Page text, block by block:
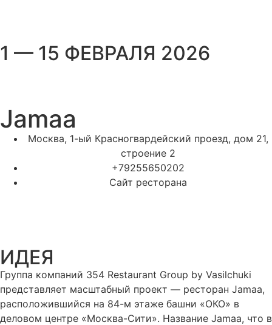
1 — 15 ФЕВРАЛЯ 2026
Jamaa
Москва, 1-ый Красногвардейский проезд, дом 21,
строение 2
+79255650202
Сайт ресторана
ИДЕЯ
Группа компаний 354 Restaurant Group by Vasilchuki
представляет масштабный проект — ресторан Jamaa,
расположившийся на 84-м этаже башни «ОКО» в
деловом центре «Москва-Сити». Название Jamaa, что в